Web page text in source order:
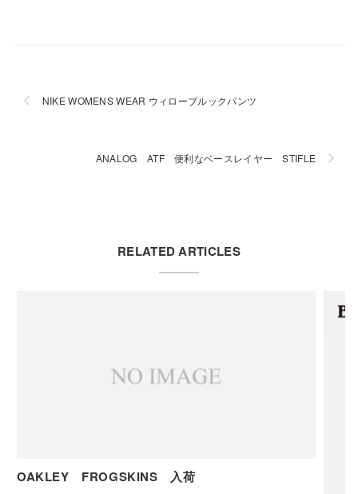
NIKE WOMENS WEAR ウィローブルックパンツ
ANALOG ATF 便利なベースレイヤー STIFLE
RELATED ARTICLES
OAKLEY FROGSKINS 入荷